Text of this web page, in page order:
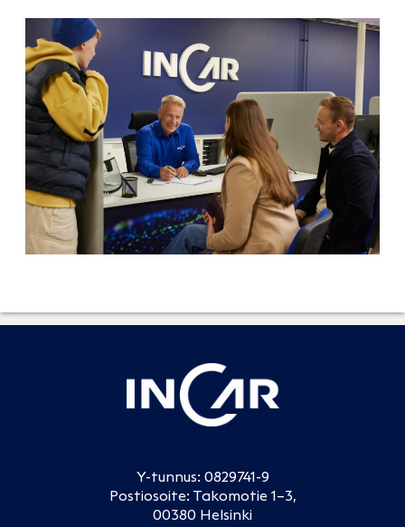
Y-tunnus: 0829741-9
Postiosoite: Takomotie 1–3,
00380 Helsinki